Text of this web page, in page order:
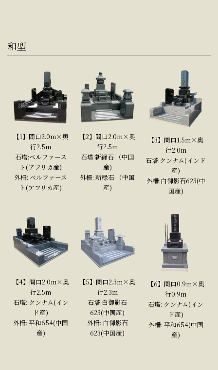
和型
【1】間口2.0m×奥
行2.5m
石塔:ベルファース
ト(アフリカ産)
外柵: ベルファース
ト(アフリカ産)
【2】間口2.0m×奥
行2.5m
石塔:新緑石 （中国
産)
外柵: 新緑石 （中国
産)
【3】間口1.5m×奥
行2.0m
石塔:クンナム(インド
産)
外柵:白御影石623(中
国産)
【4】間口2.0m×奥
行2.5m
石塔: クンナム(イン
ド産)
外柵: 平和654(中国
産)
【5】間口2.3m×奥
行2.3m
石塔:白御影石
623(中国産)
外柵: 白御影石
623(中国産)
【6】間口0.9m×奥
行0.9m
石塔: クンナム(イン
ド産)
外柵: 平和654(中国
産)